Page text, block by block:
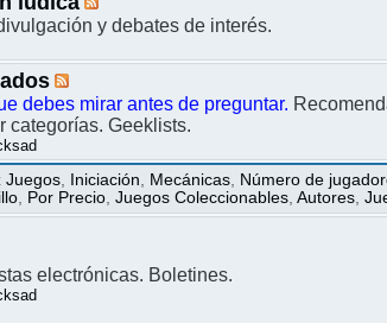
y debates de interés.
debes mirar antes de preguntar.
categorías. Geeklists.
Juegos Iniciación Mecánicas Número de
Por Precio ,Juegos Coleccionables ,Autores ,
electrónicas. Boletines.